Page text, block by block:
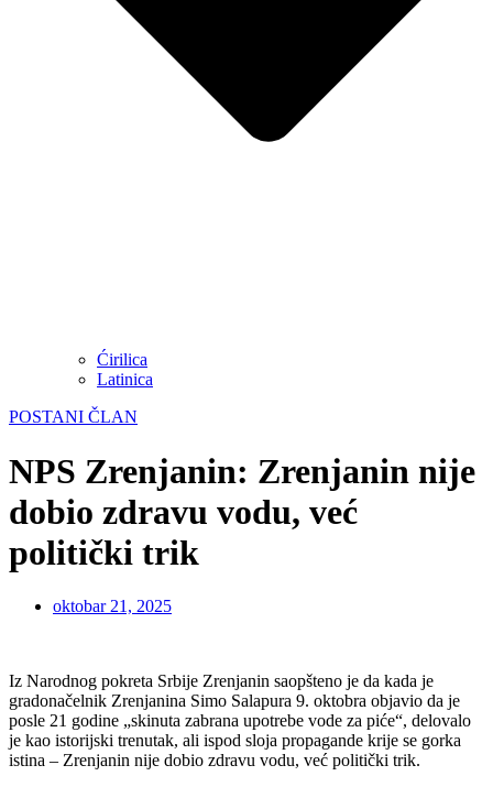
Ćirilica
Latinica
POSTANI ČLAN
NPS Zrenjanin: Zrenjanin nije
dobio zdravu vodu, već
politički trik
oktobar 21, 2025
Iz Narodnog pokreta Srbije Zrenjanin saopšteno je da kada je
gradonačelnik Zrenjanina Simo Salapura 9. oktobra objavio da je
posle 21 godine „skinuta zabrana upotrebe vode za piće“, delovalo
je kao istorijski trenutak, ali ispod sloja propagande krije se gorka
istina – Zrenjanin nije dobio zdravu vodu, već politički trik.